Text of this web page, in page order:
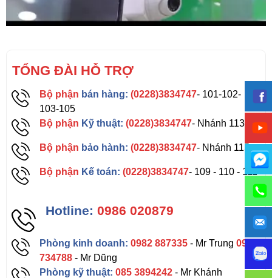
TỔNG ĐÀI HỖ TRỢ
Bộ phận bán hàng: (0228)3834747- 101-102-
103-105
Bộ phận Kỹ thuật: (0228)3834747- Nhánh 113
Bộ phận bảo hành: (0228)3834747- Nhánh 115
Bộ phận Kế toán: (0228)3834747- 109 - 110 - 111
Hotline: 0986 020879
Phòng kinh doanh: 0982 887335 - Mr Trung0962
734788 - Mr Dũng
Phòng kỹ thuật:085 3894242 - Mr Khánh